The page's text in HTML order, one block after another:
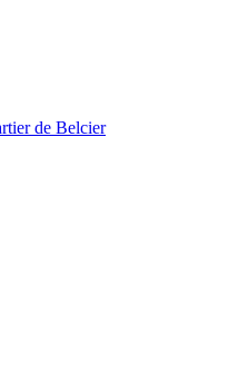
de Belcier